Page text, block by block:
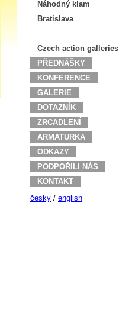
Náhodný klam
Bratislava
Czech action galleries
PŘEDNÁŠKY
KONFERENCE
GALERIE
DOTAZNÍK
ZRCADLENÍ
ARMATURKA
ODKAZY
PODPOŘILI NÁS
KONTAKT
česky / english